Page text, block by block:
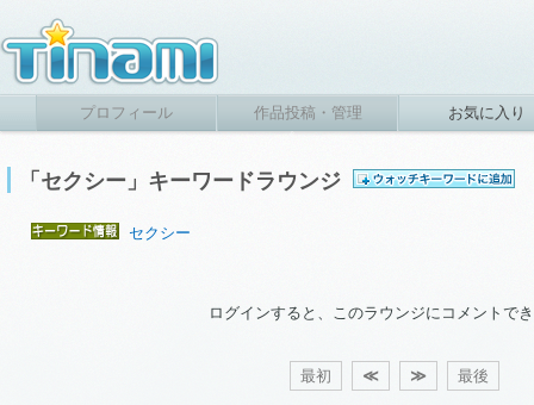
プロフィール 作品投稿・管理 お気に入り
「セクシー」キーワードラウンジ
セクシー
ログインすると、このラウンジにコメントで
最初 ≪ ≫ 最後